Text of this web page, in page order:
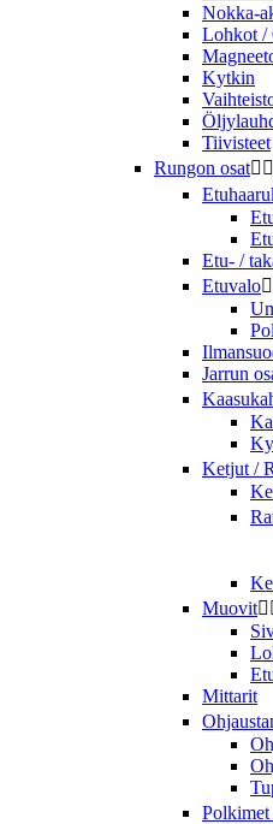
Nokka-
Lohkot /
Kytkin
Tiivisteet
Rungon osat 
Etu- /
Etuvalo
Jarrun
Ketjut /
Muovit
Mittarit